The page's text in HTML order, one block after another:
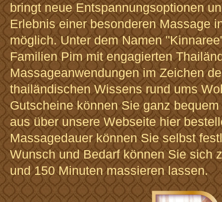
bringt neue Entspannungsoptionen
Erlebnis einer besonderen Massage
möglich. Unter dem Namen
Familien Pim mit engagierten
Massageanwendungen im Zeichen
thailändischen Wissens rund ums
Gutscheine können Sie ganz
aus über unsere Webseite hier
Massagedauer können Sie selbst
Wunsch und Bedarf können Sie sich
und 150 Minuten massieren lassen.